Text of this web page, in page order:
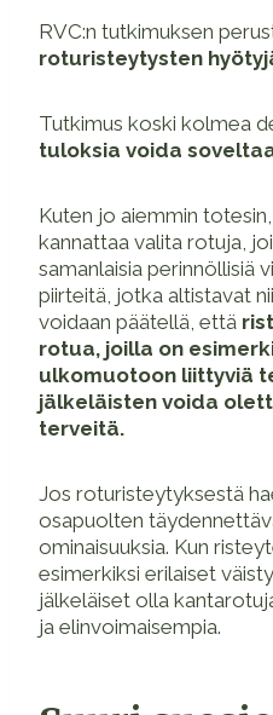
RVC:n tutkimuksen
roturisteytysten
Tutkimus koski kolmea
tuloksia voida
Kuten jo aiemmin
kannattaa valita rotuja,
samanlaisia perinnöllisiä
piirteitä, jotka altistavat
voidaan päätellä, että
rotua, joilla on
ulkomuotoon liittyviä
jälkeläisten voida
terveitä.
Jos roturisteytyksestä
osapuolten
ominaisuuksia. Kun
esimerkiksi erilaiset
jälkeläiset olla
ja elinvoimaisempia.